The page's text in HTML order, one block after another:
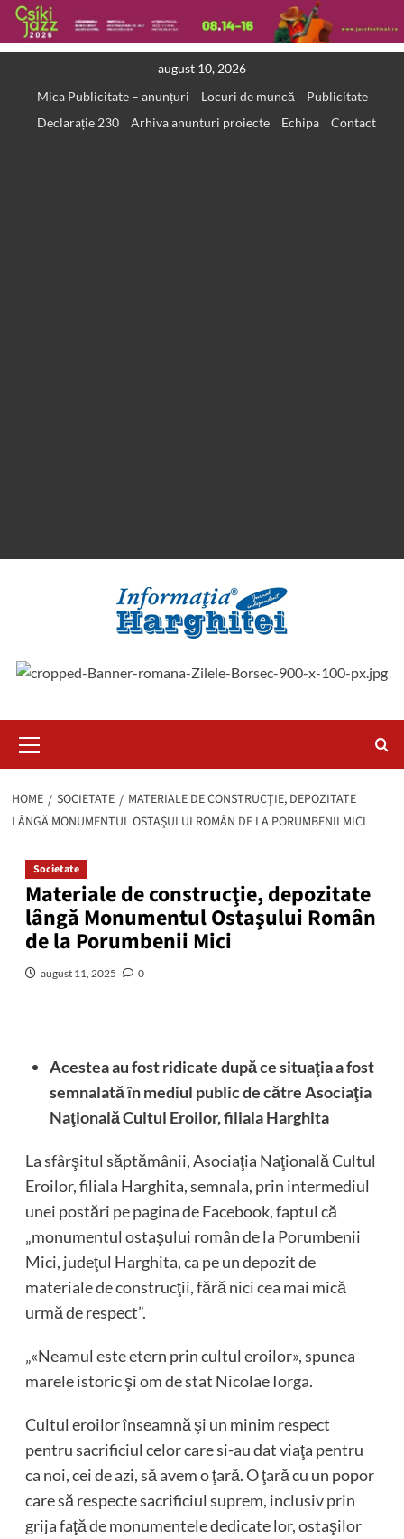
august 10, 2026
Mica Publicitate – anunțuri
Locuri de muncă
Publicitate
Declarație 230
Arhiva anunturi proiecte Echipa Contact
Menu
HOME SOCIETATE
MATERIALE DE CONSTRUCŢIE, DEPOZITATE
LÂNGĂ MONUMENTUL OSTAŞULUI ROMÂN DE LA PORUMBENII MICI
Societate
Materiale de construcţie, depozitate
lângă Monumentul Ostaşului Român
de la Porumbenii Mici
august 11, 2025 0
Acestea au fost ridicate după ce situaţia a fost
semnalată în mediul public de către Asociaţia
Naţională Cultul Eroilor, filiala Harghita
La sfârşitul săptămânii, Asociaţia Naţională Cultul
Eroilor, filiala Harghita, semnala, prin intermediul
unei postări pe pagina de Facebook, faptul că
„monumentul ostaşului român de la Porumbenii
Mici, judeţul Harghita, ca pe un depozit de
materiale de construcţii, fără nici cea mai mică
urmă de respect”.
„«Neamul este etern prin cultul eroilor», spunea
marele istoric şi om de stat Nicolae Iorga.
Cultul eroilor înseamnă şi un minim respect
pentru sacrificiul celor care si-au dat viaţa pentru
ca noi, cei de azi, să avem o ţară. O ţară cu un popor
care să respecte sacrificiul suprem, inclusiv prin
grija faţă de monumentele dedicate lor, ostaşilor